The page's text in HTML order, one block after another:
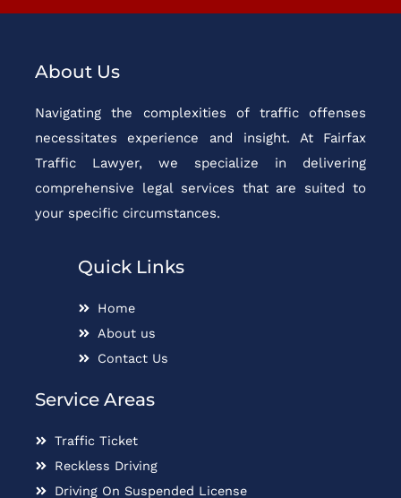
About Us
Navigating the complexities of traffic offenses
necessitates experience and insight. At Fairfax
Traffic Lawyer, we specialize in delivering
comprehensive legal services that are suited to
your specific circumstances.
Quick Links
Home
About us
Contact Us
Service Areas
Traffic Ticket
Reckless Driving
Driving On Suspended License